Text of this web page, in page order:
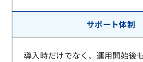
サポート体制
導入時だけでなく、運用開始後